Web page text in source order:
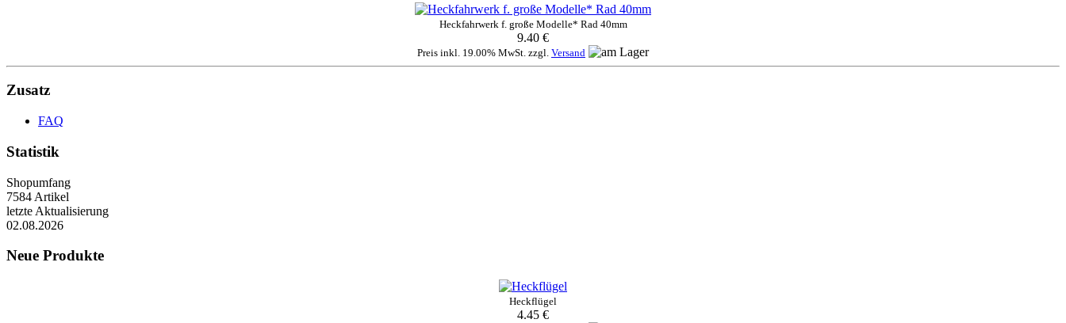
Heckfahrwerk f. große Modelle* Rad 40mm
9.40 €
Preis inkl. 19.00% MwSt. zzgl. Versand
Zusatz
FAQ
Statistik
Shopumfang
7584 Artikel
letzte Aktualisierung
02.08.2026
Neue Produkte
Heckflügel
4.45 €